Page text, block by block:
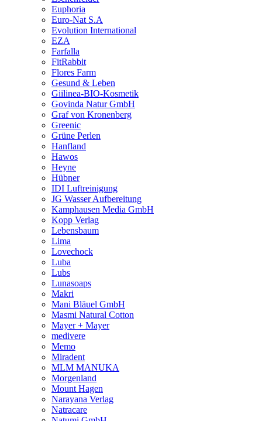
Euphoria
Euro-Nat S.A
Evolution International
EZA
Farfalla
FitRabbit
Flores Farm
Gesund & Leben
Giilinea-BIO-Kosmetik
Govinda Natur GmbH
Graf von Kronenberg
Greenic
Grüne Perlen
Hanfland
Hawos
Heyne
Hübner
IDI Luftreinigung
JG Wasser Aufbereitung
Kamphausen Media GmbH
Kopp Verlag
Lebensbaum
Lima
Lovechock
Luba
Lubs
Lunasoaps
Makri
Mani Bläuel GmbH
Masmi Natural Cotton
Mayer + Mayer
medivere
Memo
Miradent
MLM MANUKA
Morgenland
Mount Hagen
Narayana Verlag
Natracare